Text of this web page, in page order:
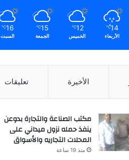
14
℃
الأربعاء
12
℃
الخميس
15
℃
الجمعة
16
℃
السبت
الأخيرة تعليقات
مكتب الصناعة والتجارة بدوعن
ينفذ حمله نزول ميداني على
المحلات التجاريه والأسواق
منذ 19 ساعة